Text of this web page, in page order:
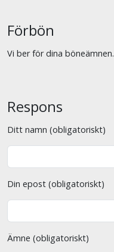
Förbön
Vi ber för dina böneämnen.
Respons
Ditt namn (obligatoriskt)
Din epost (obligatoriskt)
Ämne (obligatoriskt)